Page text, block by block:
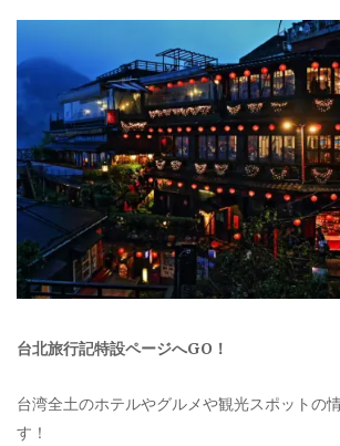
台北旅行記特設ページへGO！
台湾全土のホテルやグルメや観光スポットの
す！